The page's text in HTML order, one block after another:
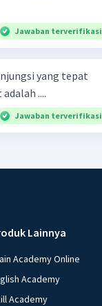
Jawaban terverifikasi
yang tepat
....
Jawaban terverifikasi
Lainnya
Academy Online
Academy
Academy